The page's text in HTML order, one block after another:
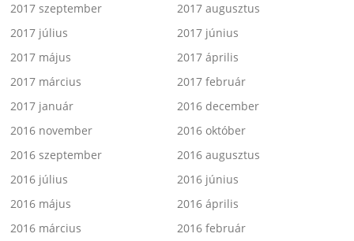
2017 szeptember
2017 augusztus
2017 július
2017 június
2017 május
2017 április
2017 március
2017 február
2017 január
2016 december
2016 november
2016 október
2016 szeptember
2016 augusztus
2016 július
2016 június
2016 május
2016 április
2016 március
2016 február